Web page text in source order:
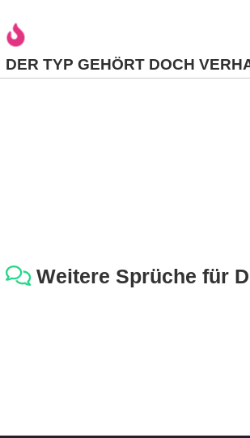
DER TYP GEHÖRT DOCH
Weitere Sprüche für